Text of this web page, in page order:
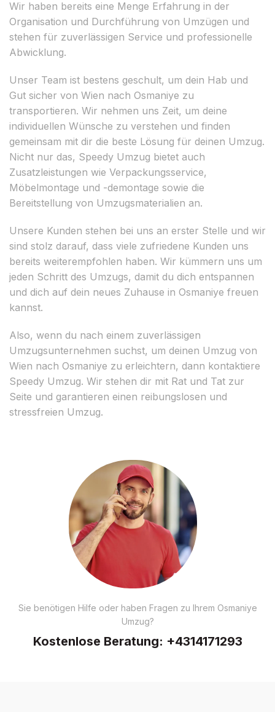
Wir haben bereits eine Menge Erfahrung in der
Organisation und Durchführung von Umzügen und
stehen für zuverlässigen Service und professionelle
Abwicklung.
Unser Team ist bestens geschult, um dein Hab und
Gut sicher von Wien nach Osmaniye zu
transportieren. Wir nehmen uns Zeit, um deine
individuellen Wünsche zu verstehen und finden
gemeinsam mit dir die beste Lösung für deinen Umzug.
Nicht nur das, Speedy Umzug bietet auch
Zusatzleistungen wie Verpackungsservice,
Möbelmontage und -demontage sowie die
Bereitstellung von Umzugsmaterialien an.
Unsere Kunden stehen bei uns an erster Stelle und wir
sind stolz darauf, dass viele zufriedene Kunden uns
bereits weiterempfohlen haben. Wir kümmern uns um
jeden Schritt des Umzugs, damit du dich entspannen
und dich auf dein neues Zuhause in Osmaniye freuen
kannst.
Also, wenn du nach einem zuverlässigen
Umzugsunternehmen suchst, um deinen Umzug von
Wien nach Osmaniye zu erleichtern, dann kontaktiere
Speedy Umzug. Wir stehen dir mit Rat und Tat zur
Seite und garantieren einen reibungslosen und
stressfreien Umzug.
Sie benötigen Hilfe oder haben Fragen zu Ihrem Osmaniye
Umzug?
Kostenlose Beratung: +4314171293